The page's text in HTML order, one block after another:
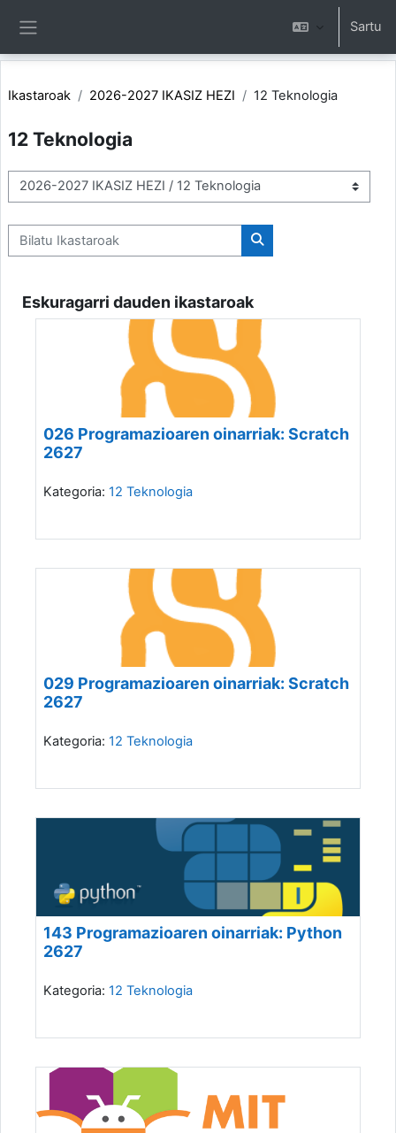
Sartu
Ikastaroak 2026-2027 IKASIZ HEZI 12 Teknologia
12 Teknologia
Ikastaro-kategoriak
Bilatu Ikastaroak
Bilatu Ikastaroak
Eskuragarri dauden ikastaroak
026 Programazioaren oinarriak: Scratch
2627
Kategoria: 12 Teknologia
029 Programazioaren oinarriak: Scratch
2627
Kategoria: 12 Teknologia
143 Programazioaren oinarriak: Python
2627
Kategoria: 12 Teknologia